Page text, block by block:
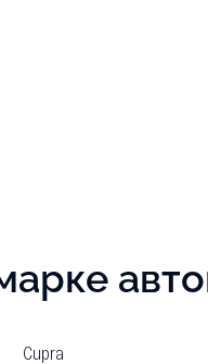
Cupra